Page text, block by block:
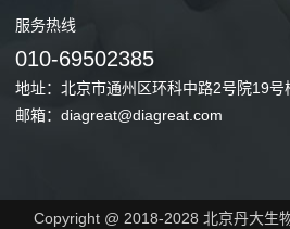
服务热线
010-69502385
地址：北京市通州区环科中路2号院19号
邮箱：diagreat@diagreat.com
Copyright @ 2018-2028 北京丹大生